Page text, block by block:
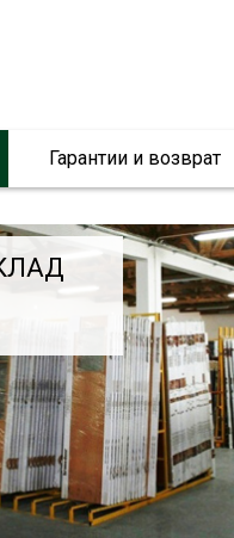
Гарантии и возврат